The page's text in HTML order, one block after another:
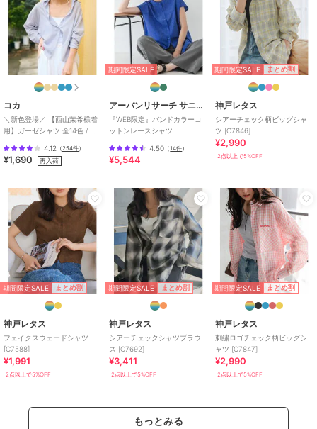
コカ
＼新色登場／ 【西山茉希様着
用】ガーゼシャツ 全14色 / 冷
4.12 （254件）
¥1,690 再入荷
期間限定SALE
アーバンリサーチ サニーレーベル
『WEB限定』バンドカラーコ
ットンレースシャツ
4.50 （14件）
¥5,544
期間限定SALE まとめ割
神戸レタス
シアーチェック柄ビッグシャ
ツ [C7846]
¥2,990
2点以上で5%OFF
期間限定SALE まとめ割
神戸レタス
フェイクスウェードシャツ
[C7588]
¥1,991
2点以上で5%OFF
期間限定SALE まとめ割
神戸レタス
シアーチェックシャツブラウ
ス [C7692]
¥3,411
2点以上で5%OFF
期間限定SALE まとめ割
神戸レタス
刺繍ロゴチェック柄ビッグシ
ャツ [C7847]
¥2,990
2点以上で5%OFF
もっとみる